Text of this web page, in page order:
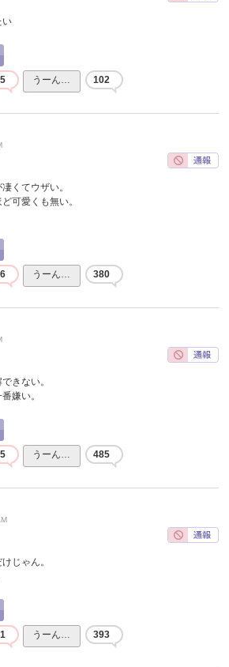
い
うーん… 102
くてウザい。
可愛くも無い。
うーん… 380
きない。
嫌い。
うーん… 485
じゃん。
うーん… 393